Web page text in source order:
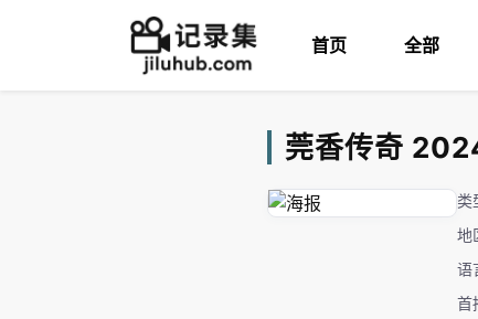
首页 全部
莞香传奇
类
地
语
首